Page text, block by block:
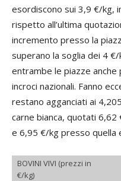
esordiscono sui 3,9 €/kg,
rispetto all’ultima
incremento presso la
superano la soglia dei 4
entrambe le piazze anche
incroci nazionali. Fanno
restano agganciati ai
carne bianca, quotati
e 6,95 €/kg presso quella
BOVINI VIVI (prezzi in
€/kg)